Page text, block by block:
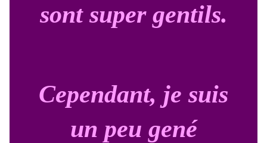
sont super gentils.
Cependant, je suis
un peu gené